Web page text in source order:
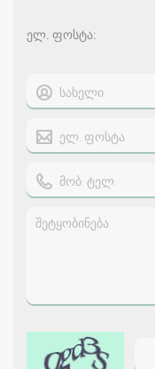
ელ. ფოსტა